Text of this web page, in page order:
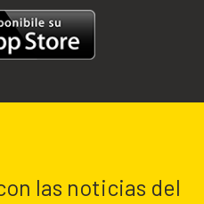
las noticias del